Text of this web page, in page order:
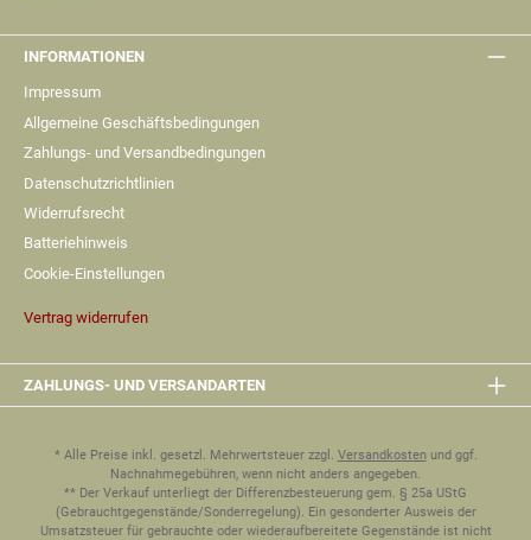
INFORMATIONEN
Impressum
Allgemeine Geschäftsbedingungen
Zahlungs- und Versandbedingungen
Datenschutzrichtlinien
Widerrufsrecht
Batteriehinweis
Cookie-Einstellungen
Vertrag widerrufen
ZAHLUNGS- UND VERSANDARTEN
* Alle Preise inkl. gesetzl. Mehrwertsteuer zzgl. Versandkostenund ggf.
Nachnahmegebühren, wenn nicht anders angegeben.
** Der Verkauf unterliegt der Differenzbesteuerung gem. § 25a UStG
(Gebrauchtgegenstände/Sonderregelung). Ein gesonderter Ausweis der
Umsatzsteuer für gebrauchte oder wiederaufbereitete Gegenstände ist nicht